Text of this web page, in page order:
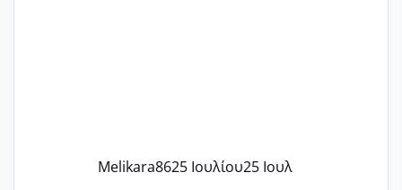
Melikara8625 Ιουλίου25 Ιουλ